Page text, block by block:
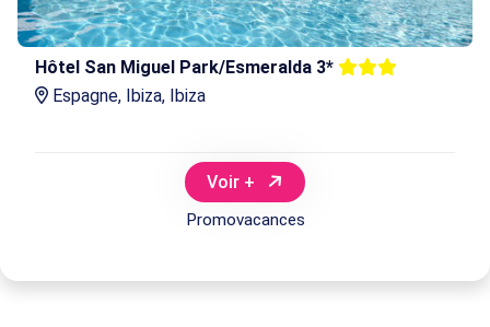
Hôtel San Miguel Park/Esmeralda 3*
Espagne, Ibiza, Ibiza
Voir +
Promovacances